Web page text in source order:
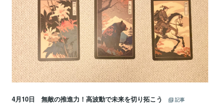
4月10日 無敵の推進力！高波動で未来を切り拓こう
記事